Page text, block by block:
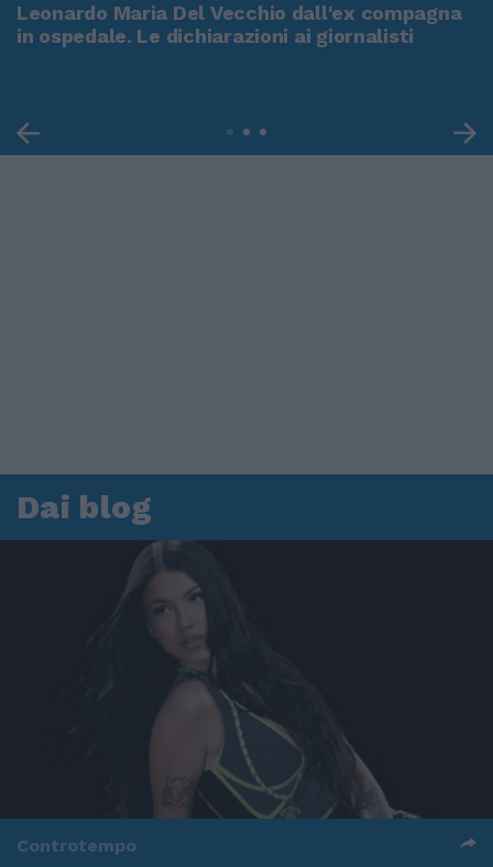
Leonardo Maria Del Vecchio dall'ex compagna
in ospedale. Le dichiarazioni ai giornalisti
Dai blog
Controtempo